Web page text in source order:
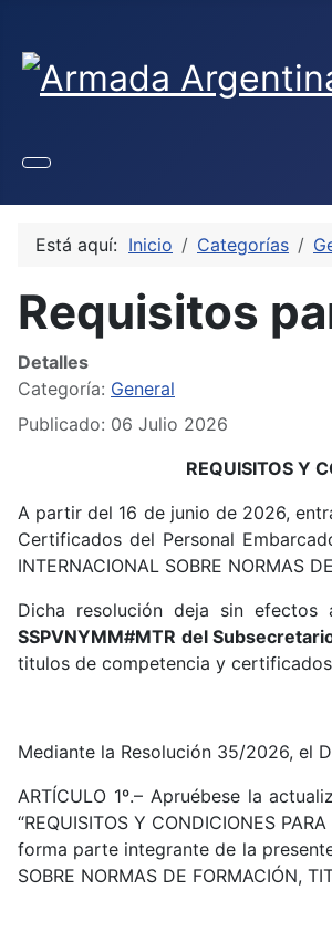
Está aquí: Inicio Categorías
Requisitos
Detalles
Categoría: General
Publicado: 06 Julio 2026
REQUISITOS Y
A partir del 16 de junio de 2026,
Certificados del Personal
INTERNACIONAL SOBRE NORMAS
Dicha resolución deja sin efectos
SSPVNYMM#MTR del
titulos de competencia y
Mediante la Resolución 35/2026, el
ARTÍCULO 1º.– Apruébese la
“REQUISITOS Y CONDICIONES
forma parte integrante de la
SOBRE NORMAS DE FORMACIÓN,